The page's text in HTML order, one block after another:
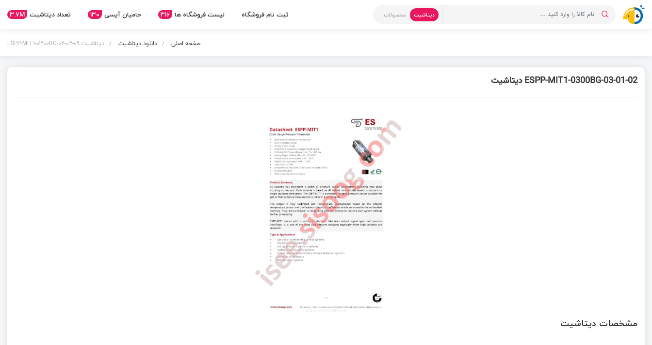
دیتاشیت محصولات ثبت نام فروشگاه لیست فروشگاه ها 316 حامیان آیسی 130 تعداد دیتاشیت 3.7M
صفحه اصلی دانلود دیتاشیت دیتاشیت ESPP-MIT1-0300BG-02-02-09
ESPP-MIT1-0300BG-03-01-02 دیتاشیت
مشخصات دیتاشیت